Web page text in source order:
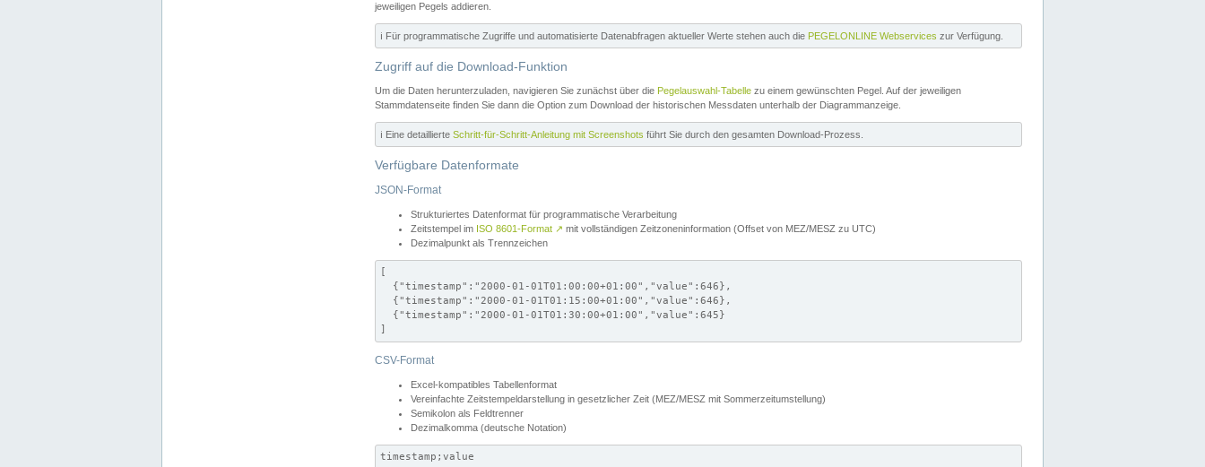
jeweiligen Pegels addieren.
ℹ️ Für programmatische Zugriffe und automatisierte Datenabfragen aktueller Werte stehen auch die PEGELONLINE Webservices zur Verfügung.
Zugriff auf die Download-Funktion
Um die Daten herunterzuladen, navigieren Sie zunächst über die Pegelauswahl-Tabelle zu einem gewünschten Pegel. Auf der jeweiligen
Stammdatenseite finden Sie dann die Option zum Download der historischen Messdaten unterhalb der Diagrammanzeige.
ℹ️ Eine detaillierte Schritt-für-Schritt-Anleitung mit Screenshots führt Sie durch den gesamten Download-Prozess.
Verfügbare Datenformate
JSON-Format
Strukturiertes Datenformat für programmatische Verarbeitung
Zeitstempel im ISO 8601-Format ↗ mit vollständigen Zeitzoneninformation (Offset von MEZ/MESZ zu UTC)
Dezimalpunkt als Trennzeichen
[
  {"timestamp":"2000-01-01T01:00:00+01:00","value":646},
  {"timestamp":"2000-01-01T01:15:00+01:00","value":646},
  {"timestamp":"2000-01-01T01:30:00+01:00","value":645}
]
CSV-Format
Excel-kompatibles Tabellenformat
Vereinfachte Zeitstempeldarstellung in gesetzlicher Zeit (MEZ/MESZ mit Sommerzeitumstellung)
Semikolon als Feldtrenner
Dezimalkomma (deutsche Notation)
timestamp;value